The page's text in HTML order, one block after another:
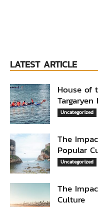
LATEST ARTICLE
House of
Targaryen
Uncategorized
The
Popular
Uncategorized
The
Culture